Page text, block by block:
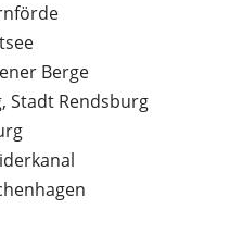
Berge
Stadt Rendsburg